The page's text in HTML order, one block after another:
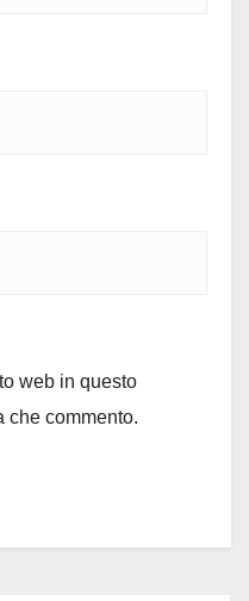
web in questo
che commento.